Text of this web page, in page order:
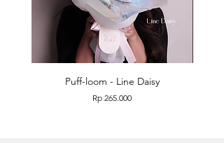
Puff-loom - Line Daisy
Price
Rp 265.000